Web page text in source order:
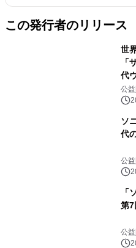
この発行者のリリース
世
「
代
実
コ
公
ソ
代
公
「
第7
公